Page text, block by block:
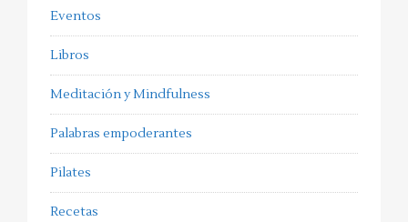
Eventos
Libros
Meditación y Mindfulness
Palabras empoderantes
Pilates
Recetas